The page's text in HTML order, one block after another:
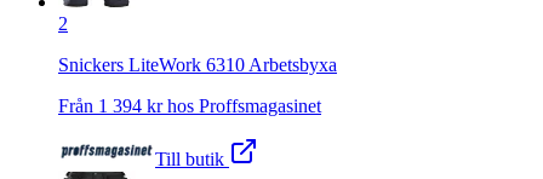
2
Snickers LiteWork 6310 Arbetsbyxa
Från 1 394 kr hos Proffsmagasinet
Till butik